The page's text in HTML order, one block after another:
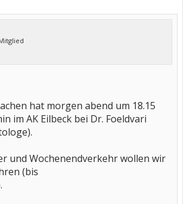
hat morgen abend um 18.15
im AK Eilbeck bei Dr. Foeldvari
und Wochenendverkehr wollen wir
(bis